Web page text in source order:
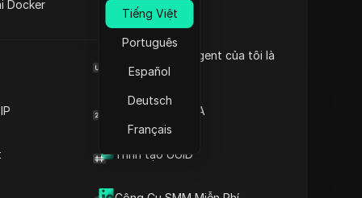
Browser User Agent của tôi là
Trình tạo mã 2FA
Trình tạo UUID
Docker
Tiếng Việt
Português
Español
Deutsch
Français
Đặt câu hỏi
Mở trong ChatGPT
Đặt câu hỏi về trang này
Đặt câu hỏi về trang này